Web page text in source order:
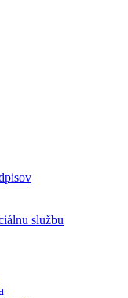
službu